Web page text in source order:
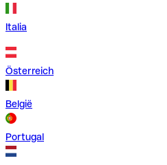
Italia
Österreich
België
Portugal